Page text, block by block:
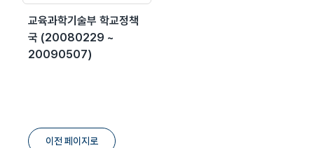
교육과학기술부 학교정책
국 (20080229 ~
20090507)
이전 페이지로